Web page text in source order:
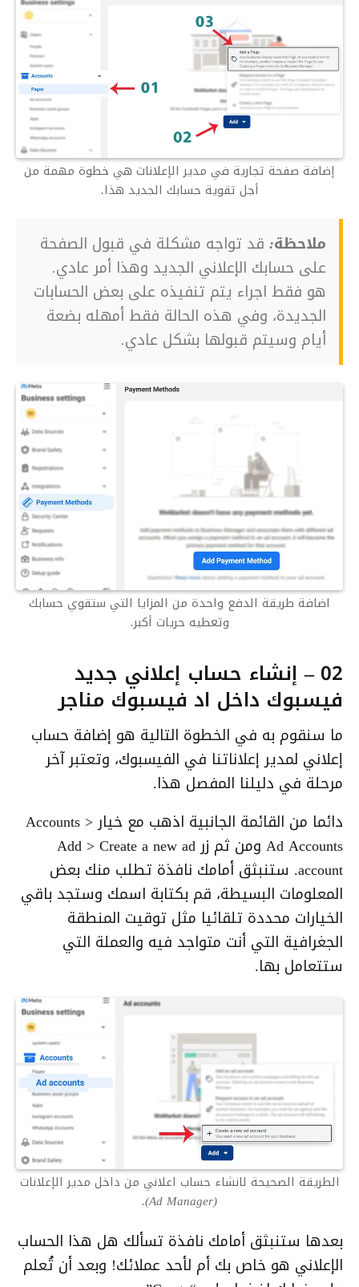
إضافة صفحة تجارية في مدير الإعلانات هي خطوة مهمة من
أجل تقوية حسابك الجديد هذا.
ملاحظة: قد تواجه مشكلة في قبول الصفحة
على حسابك الإعلاني الجديد وهذا أمر عادي.
هو فقط اجراء يتم تنفيذه على بعض الحسابات
الجديدة، وفي هذه الحالة فقط أمهله بضعة
أيام وسيتم قبولها بشكل عادي.
اضافة طريقة الدفع واحدة من المزايا التي ستقوي حسابك
وتعطيه حريات أكبر.
02 – إنشاء حساب إعلاني جديد
فيسبوك داخل اد فيسبوك مناجر
ما سنقوم به في الخطوة التالية هو إضافة حساب
إعلاني لمدير إعلاناتنا في الفيسبوك، وتعتبر آخر
مرحلة في دليلنا المفصل هذا.
دائما من القائمة الجانبية اذهب مع خيار Accounts >
Ad Accounts ومن ثم زر Add > Create a new ad
account. ستنبثق أمامك نافذة تطلب منك بعض
المعلومات البسيطة، قم بكتابة اسمك وستجد باقي
الخيارات محددة تلقائيا مثل توقيت المنطقة
الجغرافية التي أنت متواجد فيه والعملة التي
ستتعامل بها.
الطريقة الصحيحة لانشاء حساب اعلاني من داخل مدير الإعلانات
(Ad Manager).
بعدها ستنبثق أمامك نافذة تسألك هل هذا الحساب
الإعلاني هو خاص بك أم لأحد عملائك! وبعد أن تُعلم